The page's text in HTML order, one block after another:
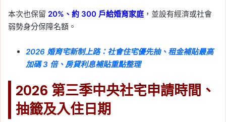
市, 新北幸福城市
陶朱隱園有人買嗎？陶朱
隱園價格、管理費、建
Tag:信義區, 台北市 , 台北市建案,
陶朱
隱園
2026-05-11
本次也保留 20%、約 300 戶給婚育家庭 ，並設有經濟或社會
弱勢身分保障名額。
2026 婚育宅新制上路：社會住宅優先抽、租金補貼最高
加碼 3 倍、房貸利息補貼重點整理
2026 第三季中央社宅申請時間、
抽籤及入住日期